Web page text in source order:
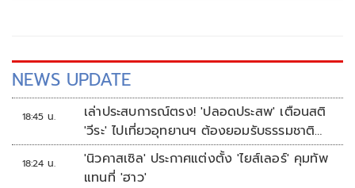
NEWS UPDATE
18:45 น.
เล่าประสบการณ์ตรง! 'ปลอดประสพ' เตือนสติ
'วีระ' ไปเที่ยวอุทยานฯ ต้องยอมรับธรรมชาติ
ดิบๆให้ได้
18:24 น.
'นิวคาสเซิล' ประกาศแต่งตั้ง 'ไยส์เลอร์' คุมทัพ
แทนที่ 'ฮาว'